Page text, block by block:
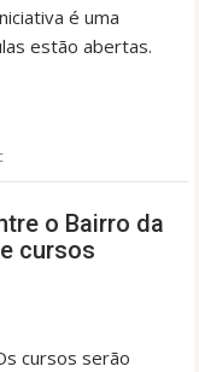
é uma
estão abertas.
o Bairro da
cursos
cursos serão